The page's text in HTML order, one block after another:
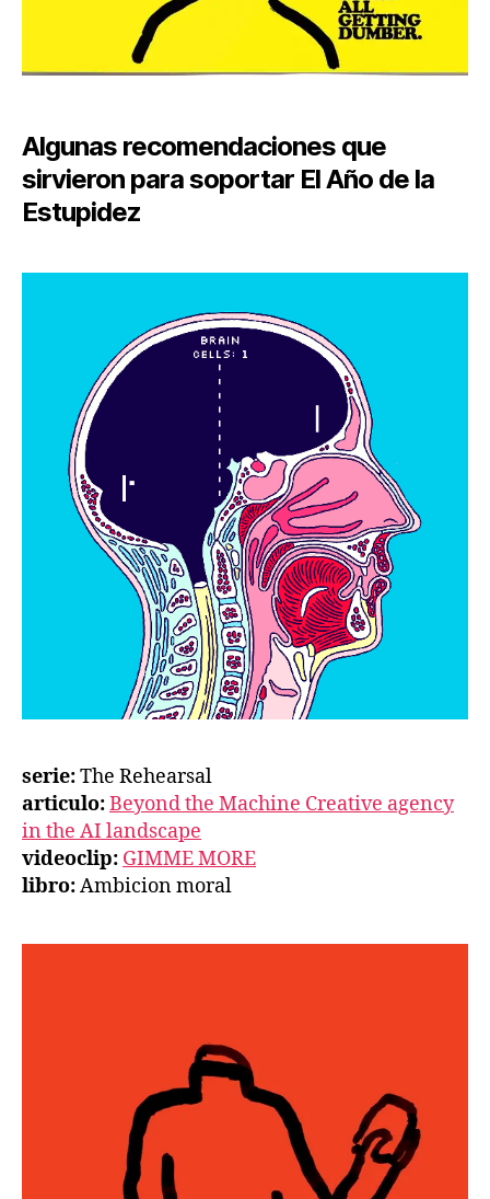
Algunas recomendaciones que
sirvieron para soportar El Año de la
Estupidez
serie:The Rehearsal
articulo:Beyond the Machine Creative agency
in the AI landscape
videoclip: GIMME MORE
libro:Ambicion moral